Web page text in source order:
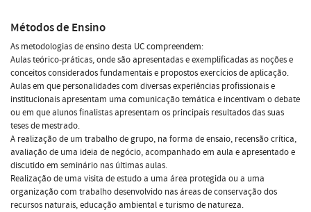
Métodos de Ensino
As metodologias de ensino desta UC compreendem:
Aulas teórico-práticas, onde são apresentadas e exemplificadas as noções e
conceitos considerados fundamentais e propostos exercícios de aplicação.
Aulas em que personalidades com diversas experiências profissionais e
institucionais apresentam uma comunicação temática e incentivam o debate
ou em que alunos finalistas apresentam os principais resultados das suas
teses de mestrado.
A realização de um trabalho de grupo, na forma de ensaio, recensão crítica,
avaliação de uma ideia de negócio, acompanhado em aula e apresentado e
discutido em seminário nas últimas aulas.
Realização de uma visita de estudo a uma área protegida ou a uma
organização com trabalho desenvolvido nas áreas de conservação dos
recursos naturais, educação ambiental e turismo de natureza.